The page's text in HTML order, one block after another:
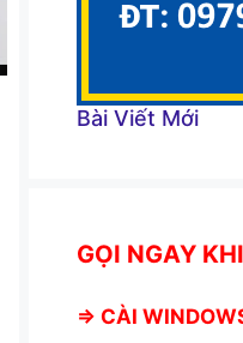
Bài Viết Mới
GỌI NGAY
⇒ CÀI